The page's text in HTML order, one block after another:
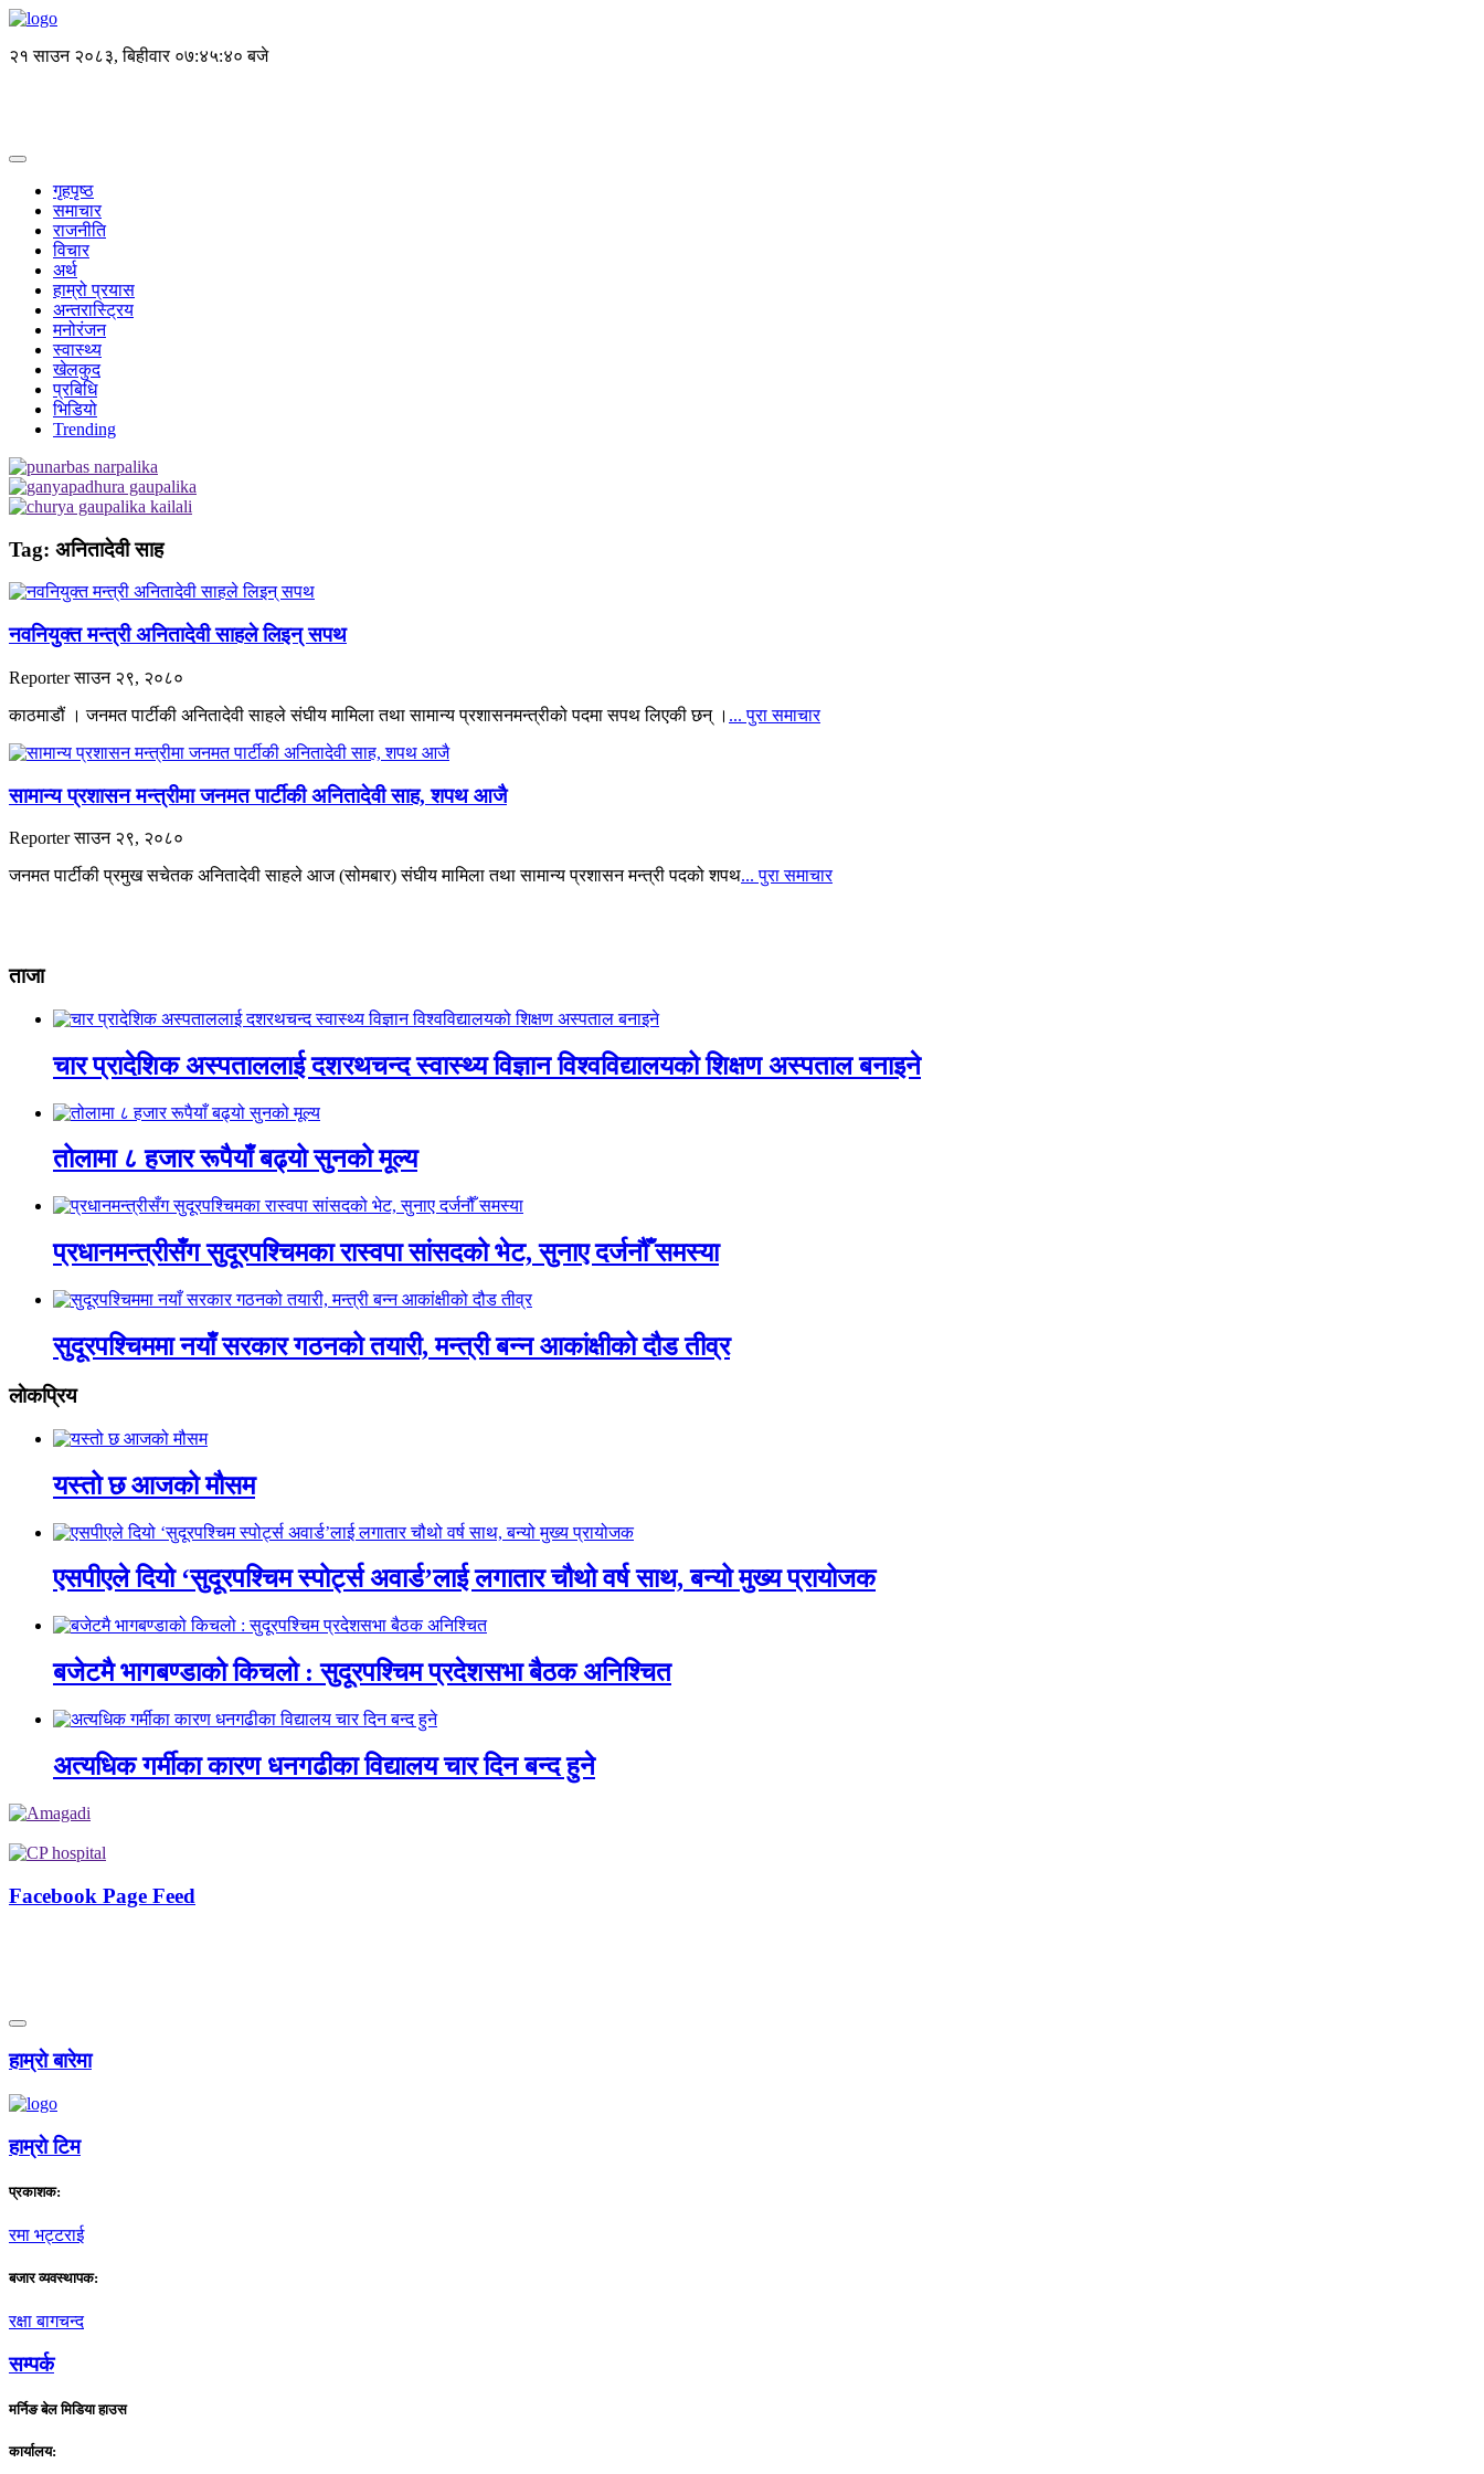
२१ साउन २०८३, बिहीवार ०७:४५:४१ बजे
गृहपृष्ठ
समाचार
राजनीति
विचार
अर्थ
हाम्रो प्रयास
अन्तरास्ट्रिय
मनोरंजन
स्वास्थ्य
खेलकुद
प्रबिधि
भिडियो
Trending
Tag: अनितादेवी साह
नवनियुक्त मन्त्री अनितादेवी साहले लिइन् सपथ
Reporterसाउन २९, २०८०
काठमाडौं । जनमत पार्टीकी अनितादेवी साहले संघीय मामिला तथा सामान्य प्रशासनमन्त्रीको पदमा सपथ लिएकी छन् । ... पुरा समाचार
सामान्य प्रशासन मन्त्रीमा जनमत पार्टीकी अनितादेवी साह, शपथ आजै
Reporterसाउन २९, २०८०
जनमत पार्टीकी प्रमुख सचेतक अनितादेवी साहले आज (सोमबार) संघीय मामिला तथा सामान्य प्रशासन मन्त्री पदको शपथ... पुरा समाचार
ताजा
चार प्रादेशिक अस्पताललाई दशरथचन्द स्वास्थ्य विज्ञान विश्वविद्यालयको शिक्षण अस्पताल बनाइने
तोलामा ८ हजार रूपैयाँ बढ्यो सुनको मूल्य
प्रधानमन्त्रीसँग सुदूरपश्चिमका रास्वपा सांसदको भेट, सुनाए दर्जनौँ समस्या
सुदूरपश्चिममा नयाँ सरकार गठनको तयारी, मन्त्री बन्न आकांक्षीको दौड तीव्र
लाेकप्रिय
यस्तो छ आजको मौसम
एसपीएले दियो ‘सुदूरपश्चिम स्पोर्ट्स अवार्ड’लाई लगातार चौथो वर्ष साथ, बन्यो मुख्य प्रायोजक
बजेटमै भागबण्डाको किचलो : सुदूरपश्चिम प्रदेशसभा बैठक अनिश्चित
अत्यधिक गर्मीका कारण धनगढीका विद्यालय चार दिन बन्द हुने
Facebook Page Feed
हाम्राे बारेमा
हाम्राे टिम
प्रकाशक:
रमा भट्टराई
बजार व्यवस्थापक:
रक्षा बागचन्द
सम्पर्क
मर्निङ बेल मिडिया हाउस
कार्यालय: